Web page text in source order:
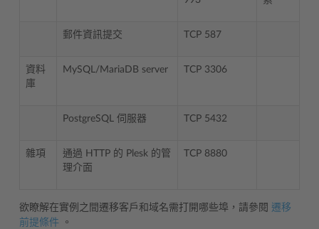
郵件資訊提交 TCP 587
資料
庫
MySQL/MariaDB server TCP 3306
PostgreSQL 伺服器 TCP 5432
雜項
通過 HTTP 的 Plesk 的管
理介面
TCP 8880
欲瞭解在實例之間遷移客戶和域名需打開哪些埠，請參閱 遷移
前提條件 。